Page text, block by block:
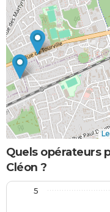
Quels opérateurs
Cléon ?
5